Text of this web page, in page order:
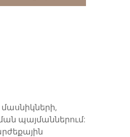
պայմաններում: